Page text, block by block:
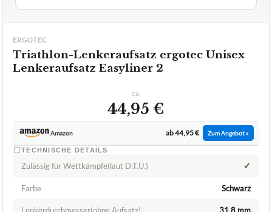
ERGOTEC
Triathlon-Lenkeraufsatz ergotec Unisex
Lenkeraufsatz Easyliner 2
ca.
44,95 €
Amazon ab 44,95 € Zum Angebot »
TECHNISCHE DETAILS
Zulässig für Wettkämpfe(laut D.T.U.) ✓
Farbe Schwarz